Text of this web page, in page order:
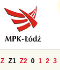
Z Z1 Z2 0 1 2 3